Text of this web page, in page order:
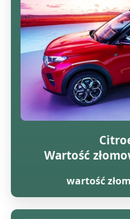
Wartość
wartość